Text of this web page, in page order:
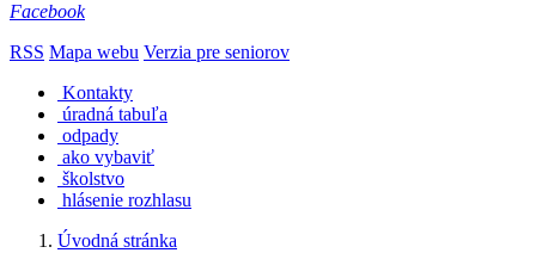
Facebook
RSS Mapa webu Verzia pre seniorov
Kontakty
úradná tabuľa
odpady
ako vybaviť
školstvo
hlásenie rozhlasu
Úvodná stránka